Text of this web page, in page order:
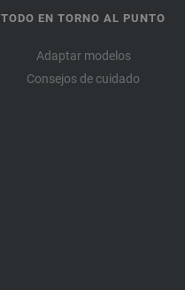
TODO EN TORNO AL PUNTO
Adaptar modelos
Consejos de cuidado